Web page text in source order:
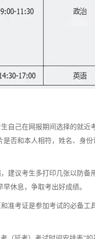
自己在网报期间选择的就近
是否和本人相符，姓名、身
建议考生多打印几张以防备
休息，争取考出好成绩。
准考证是参加考试的必备工